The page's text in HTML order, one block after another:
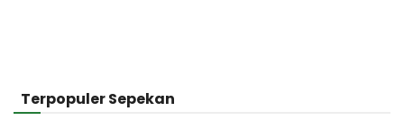
Terpopuler Sepekan